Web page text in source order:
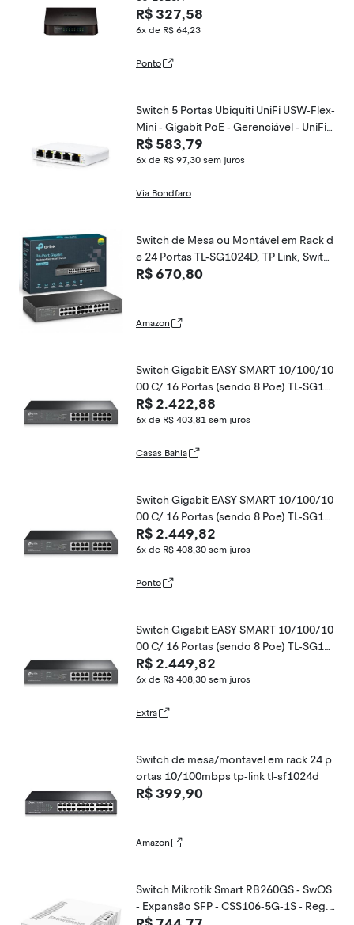
R$ 327,58
6x de R$ 64,23
Ponto
Switch 5 Portas Ubiquiti UniFi USW-Flex-
Mini - Gigabit PoE - Gerenciável - UniFi
Network
R$ 583,79
6x de R$ 97,30 sem juros
Via Bondfaro
Switch de Mesa ou Montável em Rack d
e 24 Portas TL-SG1024D, TP Link, Switc
hes de Rede
R$ 670,80
Amazon
Switch Gigabit EASY SMART 10/100/10
00 C/ 16 Portas (sendo 8 Poe) TL-SG10
16PE SMB
R$ 2.422,88
6x de R$ 403,81 sem juros
Casas Bahia
Switch Gigabit EASY SMART 10/100/10
00 C/ 16 Portas (sendo 8 Poe) TL-SG10
16PE SMB
R$ 2.449,82
6x de R$ 408,30 sem juros
Ponto
Switch Gigabit EASY SMART 10/100/10
00 C/ 16 Portas (sendo 8 Poe) TL-SG10
16PE SMB
R$ 2.449,82
6x de R$ 408,30 sem juros
Extra
Switch de mesa/montavel em rack 24 p
ortas 10/100mbps tp-link tl-sf1024d
R$ 399,90
Amazon
Switch Mikrotik Smart RB260GS - SwOS
- Expansão SFP - CSS106-5G-1S - Reg.